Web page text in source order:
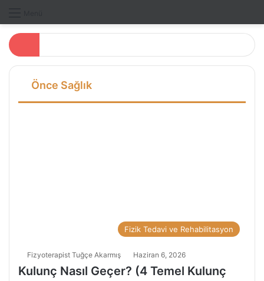
Önce Sağlık
Fizik Tedavi ve Rehabilitasyon
Fizyoterapist Tuğçe Akarmış Haziran 6, 2026
Kulunç Nasıl Geçer? (4 Temel Kulunç